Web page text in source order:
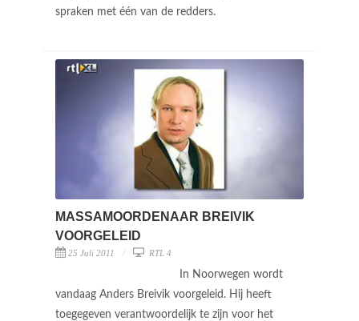
spraken met één van de redders.
MASSAMOORDENAAR BREIVIK
VOORGELEID
25 Juli 2011 RTL 4
In Noorwegen wordt
vandaag Anders Breivik voorgeleid. Hij heeft
toegegeven verantwoordelijk te zijn voor het